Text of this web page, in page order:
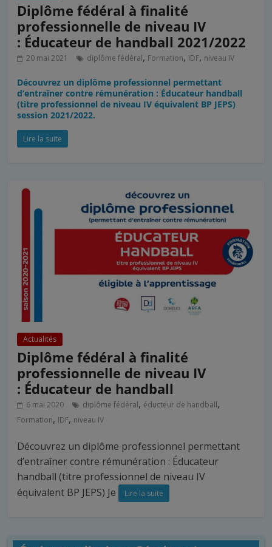
Diplôme fédéral à finalité
professionnelle de niveau IV
: Éducateur de handball 2021/2022
20 mai 2021 diplôme fédéral, Formation, IDF, niveau IV
Découvrez un diplôme professionnel permettant
d’entraîner contre rémunération : Éducateur handball
(titre professionnel de niveau IV équivalent BP JEPS)
session 2021/2022.
Lire la suite
Actualités
Diplôme fédéral à finalité
professionnelle de niveau IV
: Éducateur de handball
6 mai 2020 diplôme fédéral, éducteur de handball,
Formation, IDF, niveau IV
Découvrez un diplôme professionnel permettant
d’entraîner contre rémunération : Éducateur
handball (titre professionnel de niveau IV
équivalent BP JEPS) Je
Lire la suite